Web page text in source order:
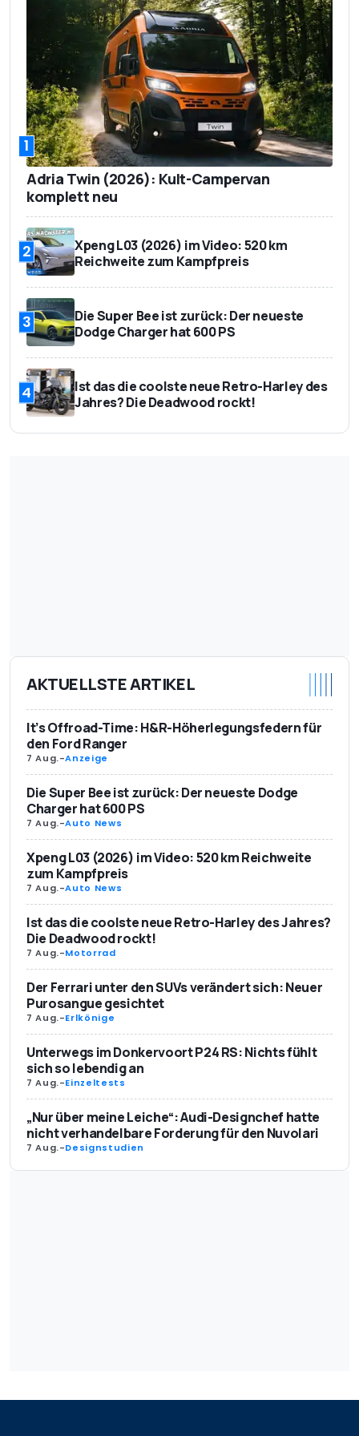
Comfort+ X-
ITE
1
Adria Twin (2026): Kult-Campervan
komplett neu
2
Xpeng L03 (2026) im Video: 520 km
Reichweite zum Kampfpreis
3
Die Super Bee ist zurück: Der neueste
Dodge Charger hat 600 PS
4
Ist das die coolste neue Retro-Harley des
Jahres? Die Deadwood rockt!
AKTUELLSTE ARTIKEL
It’s Offroad-Time: H&R-Höherlegungsfedern für
den Ford Ranger
7 Aug.-Anzeige
Die Super Bee ist zurück: Der neueste Dodge
Charger hat 600 PS
7 Aug.-Auto News
Xpeng L03 (2026) im Video: 520 km Reichweite
zum Kampfpreis
7 Aug.-Auto News
Ist das die coolste neue Retro-Harley des Jahres?
Die Deadwood rockt!
7 Aug.-Motorrad
Der Ferrari unter den SUVs verändert sich: Neuer
Purosangue gesichtet
7 Aug.-Erlkönige
Unterwegs im Donkervoort P24 RS: Nichts fühlt
sich so lebendig an
7 Aug.-Einzeltests
„Nur über meine Leiche“: Audi-Designchef hatte
nicht verhandelbare Forderung für den Nuvolari
7 Aug.-Designstudien